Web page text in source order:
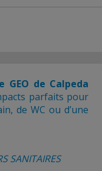
de Calpeda
parfaits pour
de WC ou d’une
SANITAIRES